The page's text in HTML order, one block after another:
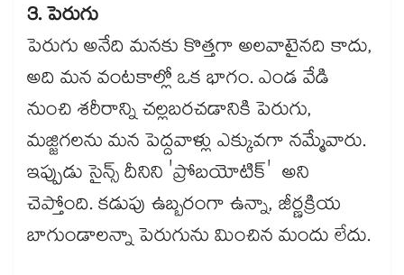
3. పెరుగు
పెరుగు అనేది మనకు కొత్తగా అలవాటైనది కాదు,
అది మన వంటకాల్లో ఒక భాగం. ఎండ వేడి
నుంచి శరీరాన్ని చల్లబరచడానికి పెరుగు,
మజ్జిగలను మన పెద్దవాళ్లు ఎక్కువగా నమ్మేవారు.
ఇప్పుడు సైన్స్ దీనిని 'ప్రోబయోటిక్' అని
చెప్తోంది. కడుపు ఉబ్బరంగా ఉన్నా, జీర్ణక్రియ
బాగుండాలన్నా పెరుగును మించిన మందు లేదు.